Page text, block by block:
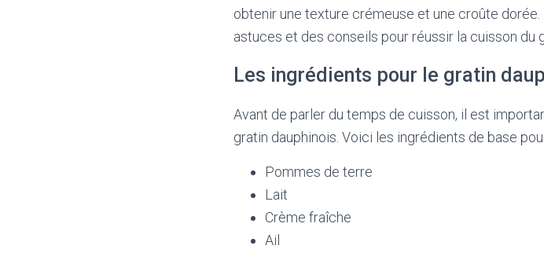
obtenir une texture crémeuse et une croûte
astuces et des conseils pour réussir la cuisson du
Les ingrédients pour le gratin
Avant de parler du temps de cuisson, il est
gratin dauphinois. Voici les ingrédients de base
Pommes de terre
Lait
Crème fraîche
Ail